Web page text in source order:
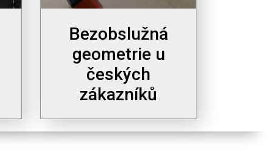
Bezobslužná
geometrie u
českých
zákazníků